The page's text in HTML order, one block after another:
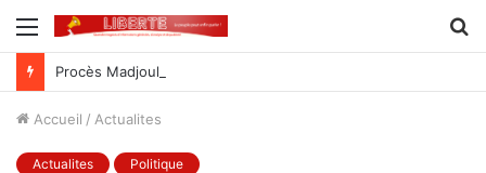
Menu
Accueil / Actualites
Actualites Politique